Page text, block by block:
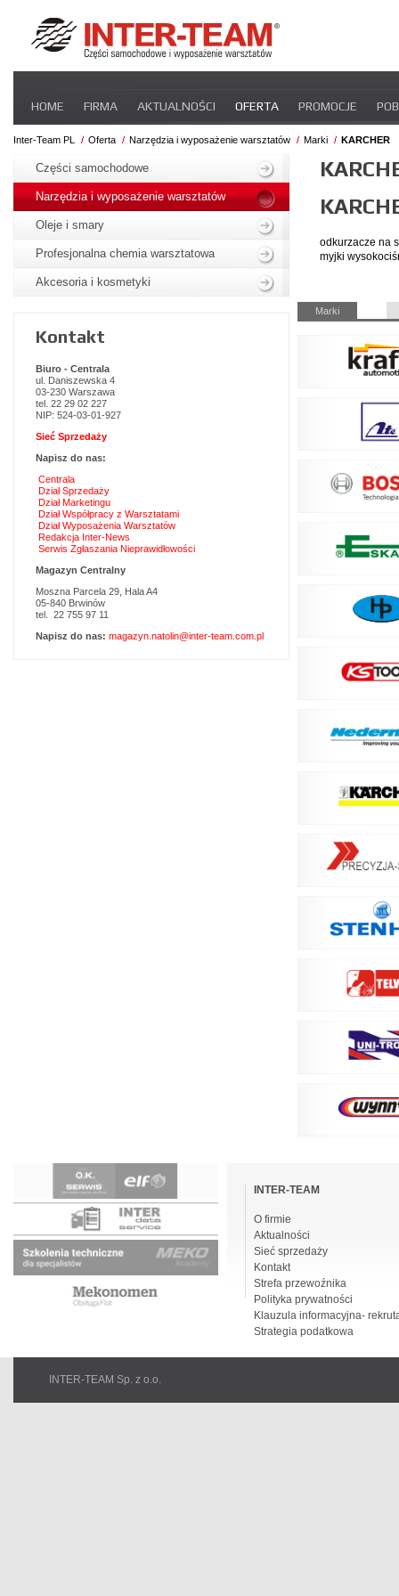
nawigacje
HOME FIRMA AKTUALNOŚCI OFERTA PROMOCJE
STREFA DLA PRZEWOŹNIKA CERTYFIKATY INTER-NEWS
Inter-Team PL Oferta Narzędzia i wyposażenie warsztatów Marki KARCHER
odkurzacze na
myjki
Pomiń
nawigacje
Marki
nawigacje
Części samochodowe
Narzędzia i wyposażenie warsztatów
Oleje i smary
Profesjonalna chemia warsztatowa
Akcesoria i kosmetyki
Kontakt
Biuro - Centrala
ul. Daniszewska 4
03-230 Warszawa
tel. 22 29 02 227
NIP: 524-03-01-927
Sieć Sprzedaży
Napisz do nas:
Centrala
Dział Sprzedaży
Dział Marketingu
Dział Współpracy z Warsztatami
Dział Wyposażenia Warsztatów
Redakcja Inter-News
Serwis Zgłaszania Nieprawidłowości
Magazyn Centralny
Moszna Parcela 29, Hala A4
05-840 Brwinów
tel. 22 755 97 11
Napisz do nas: magazyn.natolin@inter-team.com.pl
nawigacjeINTER-TEAM
O firmie
Aktualności
Sieć sprzedaży
Kontakt
Strefa przewoźnika
Polityka prywatności
Klauzula informacyjna-
Strategia podatkowa
INTER-TEAM Sp. z o.o.